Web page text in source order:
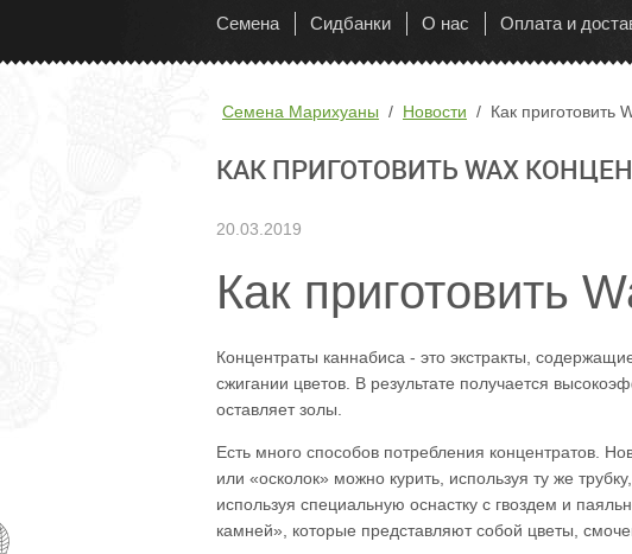
Семена Сидбанки О нас Оплата и
Семена Марихуаны Новости Как приготовить
КАК ПРИГОТОВИТЬ WAX
20.03.2019
Как приготовить
Концентраты каннабиса - это экстракты,
сжигании цветов. В результате получается
оставляет золы.
Есть много способов потребления концентратов.
или «осколок» можно курить, используя ту же
используя специальную оснастку с гвоздем и
камней», которые представляют собой цветы,